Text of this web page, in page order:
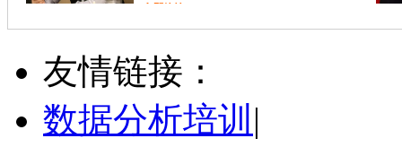
立即咨询
刘方伟 西安市
其他
学校：陕西旅游烹饪职业学院
立即咨询
友情链接：
数据分析培训 |